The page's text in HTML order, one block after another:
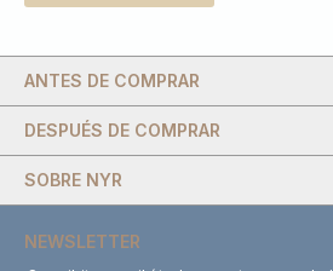
DESPUÉS DE COMPRAR
SOBRE NYR
ANTES DE COMPRAR
NEWSLETTER